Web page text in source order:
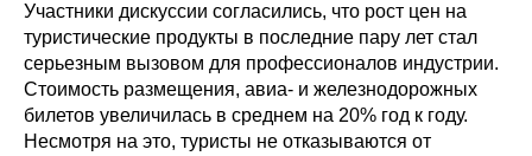
Участники дискуссии согласились, что рост цен на
туристические продукты в последние пару лет стал
серьезным вызовом для профессионалов индустрии.
Стоимость размещения, авиа- и железнодорожных
билетов увеличилась в среднем на 20% год к году.
Несмотря на это, туристы не отказываются от